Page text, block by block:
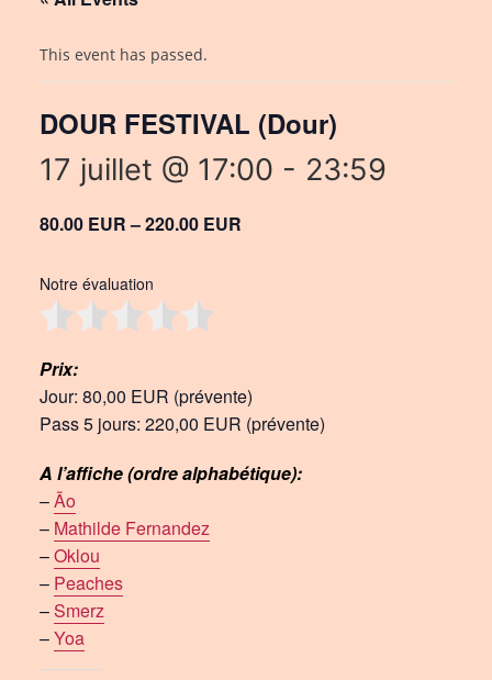
This event has passed.
DOUR FESTIVAL (Dour)
17 juillet @ 17:00 - 23:59
80.00 EUR – 220.00 EUR
Notre évaluation
Prix:
Jour: 80,00 EUR (prévente)
Pass 5 jours: 220,00 EUR (prévente)
A l’affiche (ordre alphabétique):
–Ão
– Mathilde Fernandez
–Oklou
– Peaches
–Smerz
–Yoa